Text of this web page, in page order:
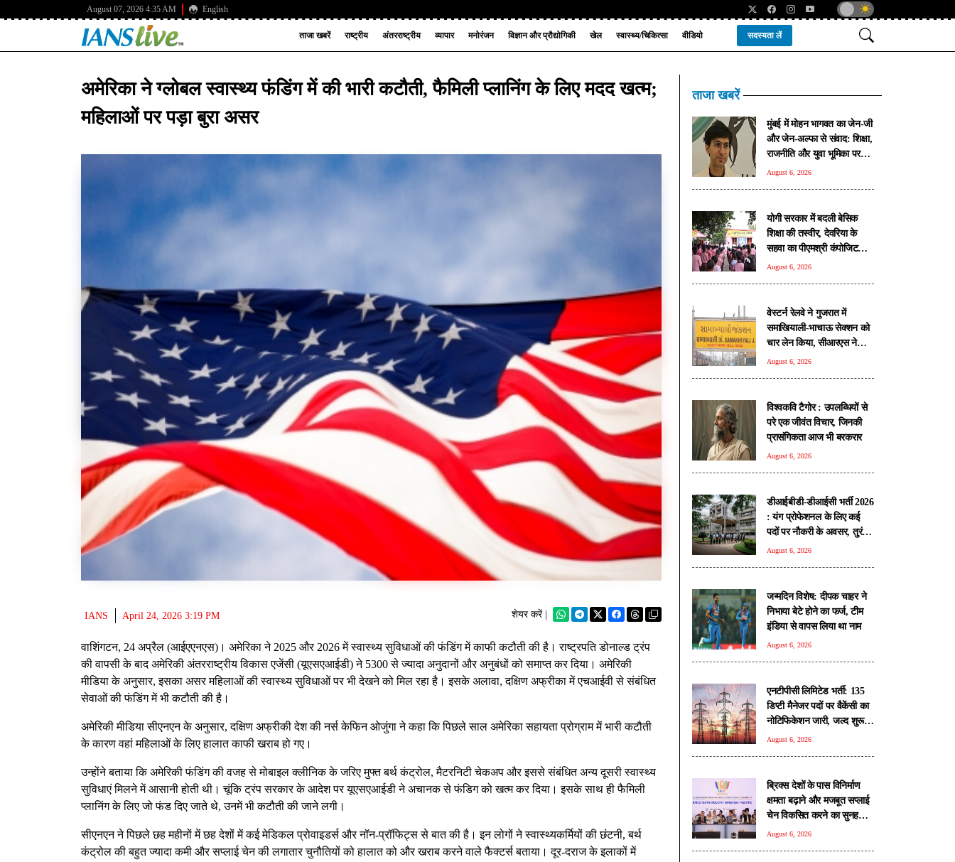
August 07, 2026 4:35 AM English
ताजा खबरें राष्ट्रीय अंतरराष्ट्रीय व्यापार मनोरंजन विज्ञान और प्रौद्योगिकी खेल स्वास्थ्य/चिकित्सा वीडियो सदस्यता लें
अमेरिका ने ग्लोबल स्वास्थ्य फंडिंग में की भारी कटौती, फैमिली प्लानिंग के लिए मदद खत्म;
महिलाओं पर पड़ा बुरा असर
IANS April 24, 2026 3:19 PM शेयर करें |
वाशिंगटन, 24 अप्रैल (आईएएनएस)। अमेरिका ने 2025 और 2026 में स्वास्थ्य सुविधाओं की फंडिंग में काफी कटौती की है। राष्ट्रपति डोनाल्ड ट्रंप
की वापसी के बाद अमेरिकी अंतरराष्ट्रीय विकास एजेंसी (यूएसएआईडी) ने 5300 से ज्यादा अनुदानों और अनुबंधों को समाप्त कर दिया। अमेरिकी
मीडिया के अनुसार, इसका असर महिलाओं की स्वास्थ्य सुविधाओं पर भी देखने को मिल रहा है। इसके अलावा, दक्षिण अफ्रीका में एचआईवी से संबंधित
सेवाओं की फंडिंग में भी कटौती की है।
अमेरिकी मीडिया सीएनएन के अनुसार, दक्षिण अफ्रीकी देश की नर्स केफिन ओजुंगा ने कहा कि पिछले साल अमेरिका सहायता प्रोग्राम में भारी कटौती
के कारण वहां महिलाओं के लिए हालात काफी खराब हो गए।
उन्होंने बताया कि अमेरिकी फंडिंग की वजह से मोबाइल क्लीनिक के जरिए मुफ्त बर्थ कंट्रोल, मैटरनिटी चेकअप और इससे संबंधित अन्य दूसरी स्वास्थ्य
सुविधाएं मिलने में आसानी होती थी। चूंकि ट्रंप सरकार के आदेश पर यूएसएआईडी ने अचानक से फंडिग को खत्म कर दिया। इसके साथ ही फैमिली
प्लानिंग के लिए जो फंड दिए जाते थे, उनमें भी कटौती की जाने लगी।
सीएनएन ने पिछले छह महीनों में छह देशों में कई मेडिकल प्रोवाइडर्स और नॉन-प्रॉफिट्स से बात की है। इन लोगों ने स्वास्थ्यकर्मियों की छंटनी, बर्थ
कंट्रोल की बहुत ज्यादा कमी और सप्लाई चेन की लगातार चुनौतियों को हालात को और खराब करने वाले फैक्टर्स बताया। दूर-दराज के इलाकों में
ताजा खबरें
मुंबई में मोहन भागवत का जेन-जी
और जेन-अल्फा से संवाद: शिक्षा,
राजनीति और युवा भूमिका पर
खुलकर हुई चर्चा
August 6, 2026
योगी सरकार में बदली बेसिक
शिक्षा की तस्वीर, देवरिया के
सहवा का पीएमश्री कंपोजिट
विद्यालय बना प्रदेश का मॉडल
August 6, 2026
वेस्टर्न रेलवे ने गुजरात में
समाखियाली-भाचाऊ सेक्शन को
चार लेन किया, सीआरएस ने
किया निरीक्षण
August 6, 2026
विश्वकवि टैगोर : उपलब्धियों से
परे एक जीवंत विचार, जिनकी
प्रासंगिकता आज भी बरकरार
August 6, 2026
डीआईबीडी-डीआईसी भर्ती 2026
: यंग प्रोफेशनल के लिए कई
पदों पर नौकरी के अवसर, तुरंत
करें आवेदन
August 6, 2026
जन्मदिन विशेष: दीपक चाहर ने
निभाया बेटे होने का फर्ज, टीम
इंडिया से वापस लिया था नाम
August 6, 2026
एनटीपीसी लिमिटेड भर्ती: 135
डिप्टी मैनेजर पदों पर वैकेंसी का
नोटिफिकेशन जारी, जल्द शुरू
होगी आवेदन प्रक्रिया
August 6, 2026
ब्रिक्स देशों के पास विनिर्माण
क्षमता बढ़ाने और मजबूत सप्लाई
चेन विकसित करने का सुनहरा
अवसर: पीयूष गोयल
August 6, 2026